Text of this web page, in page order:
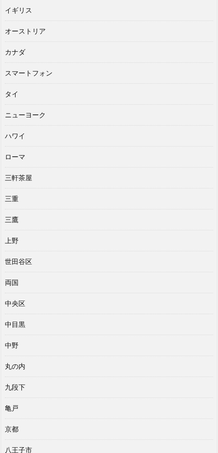
イギリス
オーストリア
カナダ
スマートフォン
タイ
ニューヨーク
ハワイ
ローマ
三軒茶屋
三重
三鷹
上野
世田谷区
両国
中央区
中目黒
中野
丸の内
九段下
亀戸
京都
八王子市